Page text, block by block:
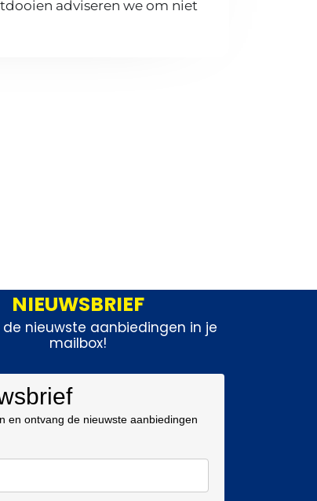
adviseren we om niet
NIEUWSBRIEF
nieuwste aanbiedingen in je
mailbox!
en ontvang de nieuwste aanbiedingen